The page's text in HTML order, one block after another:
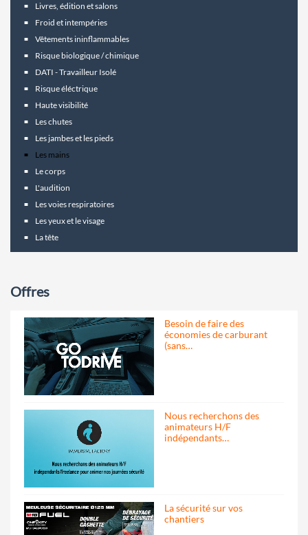
Livres, édition et salons
Froid et intempéries
Vêtements ininflammables
Risque biologique / chimique
DATI - Travailleur Isolé
Risque éléctrique
Haute visibilité
Les chutes
Les jambes et les pieds
Les mains
Le corps
L'audition
Les voies respiratoires
Les yeux et le visage
La tête
Offres
Besoin de faire des
économies de carburant
(sans…
Nous recherchons des
animateurs H/F
indépendants…
La sécurité sur vos
chantiers